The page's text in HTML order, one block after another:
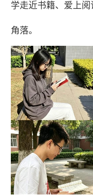
学走近书籍、爱上
角落。